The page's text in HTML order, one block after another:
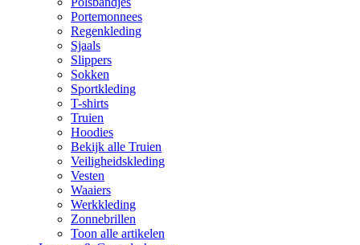
Portemonnees
Regenkleding
Sjaals
Slippers
Sokken
Sportkleding
T-shirts
Truien
Hoodies
Bekijk alle Truien
Veiligheidskleding
Vesten
Waaiers
Werkkleding
Zonnebrillen
Toon alle artikelen